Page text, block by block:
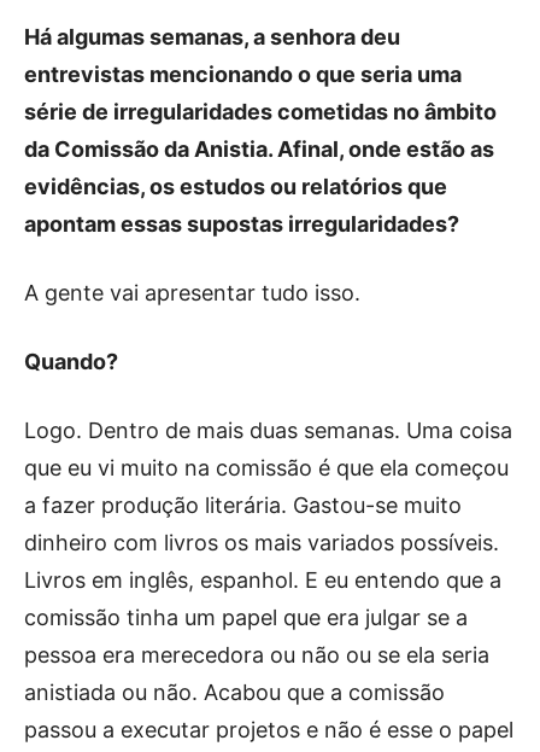
Há algumas semanas, a senhora deu
entrevistas mencionando o que seria uma
série de irregularidades cometidas no âmbito
da Comissão da Anistia. Afinal, onde estão as
evidências, os estudos ou relatórios que
apontam essas supostas irregularidades?
A gente vai apresentar tudo isso.
Quando?
Logo. Dentro de mais duas semanas. Uma coisa
que eu vi muito na comissão é que ela começou
a fazer produção literária. Gastou-se muito
dinheiro com livros os mais variados possíveis.
Livros em inglês, espanhol. E eu entendo que a
comissão tinha um papel que era julgar se a
pessoa era merecedora ou não ou se ela seria
anistiada ou não. Acabou que a comissão
passou a executar projetos e não é esse o papel